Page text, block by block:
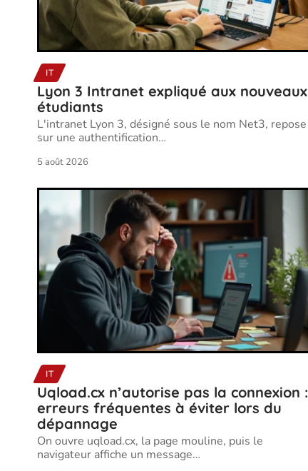
IT
Lyon 3 Intranet expliqué aux nouveaux
étudiants
L'intranet Lyon 3, désigné sous le nom Net3, repose
sur une authentification…
5 août 2026
IT
Uqload.cx n’autorise pas la connexion :
erreurs fréquentes à éviter lors du
dépannage
On ouvre uqload.cx, la page mouline, puis le
navigateur affiche un message…